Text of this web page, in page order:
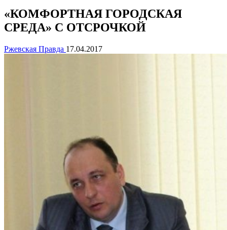
«КОМФОРТНАЯ ГОРОДСКАЯ
СРЕДА» С ОТСРОЧКОЙ
Ржевская Правда 17.04.2017